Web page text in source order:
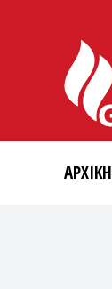
ΑΡΧΙΚΗ